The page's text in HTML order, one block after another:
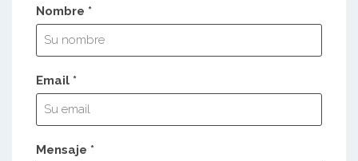
Nombre *
Email *
Mensaje *